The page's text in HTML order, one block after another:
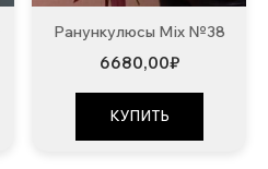
Ранункулюсы Mix №38
6680,00₽
КУПИТЬ